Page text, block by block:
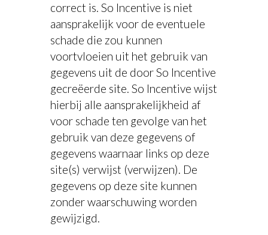
correct is. So Incentive is niet
aansprakelijk voor de eventuele
schade die zou kunnen
voortvloeien uit het gebruik van
gegevens uit de door So Incentive
gecreëerde site. So Incentive wijst
hierbij alle aansprakelijkheid af
voor schade ten gevolge van het
gebruik van deze gegevens of
gegevens waarnaar links op deze
site(s) verwijst (verwijzen). De
gegevens op deze site kunnen
zonder waarschuwing worden
gewijzigd.